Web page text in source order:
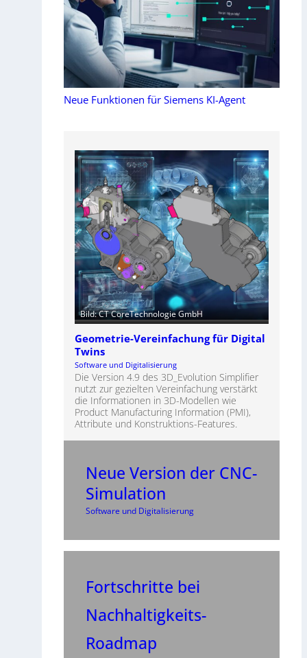
Neue Funktionen für Siemens KI-Agent
Bild: CT CoreTechnologie GmbH
Geometrie-Vereinfachung für Digital
Twins
Software und Digitalisierung
Die Version 4.9 des 3D_Evolution Simplifier
nutzt zur gezielten Vereinfachung verstärkt
die Informationen in 3D-Modellen wie
Product Manufacturing Information (PMI),
Attribute und Konstruktions-Features.
Neue Version der CNC-
Simulation
Software und Digitalisierung
Fortschritte bei
Nachhaltigkeits-
Roadmap